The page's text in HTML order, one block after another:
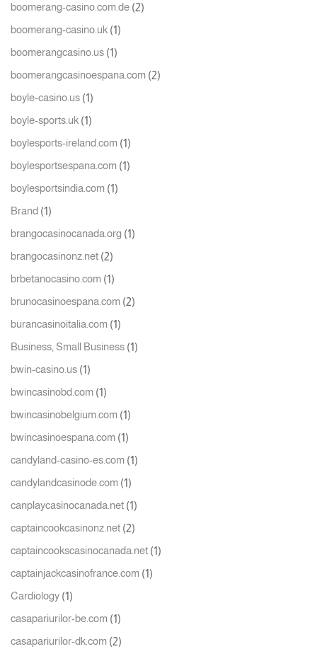
boomerang-casino.com.de (2)
boomerang-casino.uk (1)
boomerangcasino.us (1)
boomerangcasinoespana.com (2)
boyle-casino.us (1)
boyle-sports.uk (1)
boylesports-ireland.com (1)
boylesportsespana.com (1)
boylesportsindia.com (1)
Brand (1)
brangocasinocanada.org (1)
brangocasinonz.net (2)
brbetanocasino.com (1)
brunocasinoespana.com (2)
burancasinoitalia.com (1)
Business, Small Business (1)
bwin-casino.us (1)
bwincasinobd.com (1)
bwincasinobelgium.com (1)
bwincasinoespana.com (1)
candyland-casino-es.com (1)
candylandcasinode.com (1)
canplaycasinocanada.net (1)
captaincookcasinonz.net (2)
captaincookscasinocanada.net (1)
captainjackcasinofrance.com (1)
Cardiology (1)
casapariurilor-be.com (1)
casapariurilor-dk.com (2)